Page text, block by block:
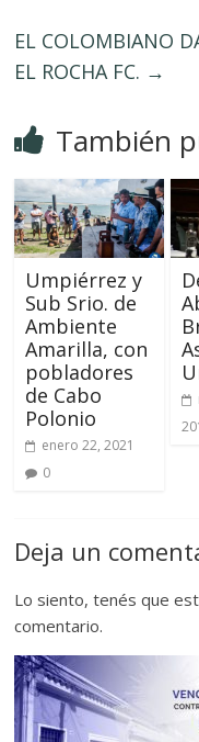
EL COLOMBIANO
EL ROCHA FC. →
También
Umpiérrez y
Sub Srio. de
Ambiente
Amarilla, con
pobladores
de Cabo
Polonio
enero 22, 2021
0
Deja un
Lo siento, tenés que
comentario.